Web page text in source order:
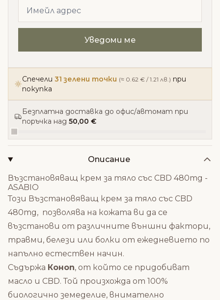
Спечели 31 зелени точки (≈ 0.62 € / 1.21 лв.) при
покупка
Безплатна доставка до офис/автомат при
поръчка над 50,00 €
Описание
Възстановяващ крем за тяло със CBD 480mg -
ASABIO
Този Възстановяващ крем за тяло със CBD
480mg, позволява на кожата ви да се
възстанови от различните външни фактори,
травми, белези или болки от ежедневието по
напълно естествен начин.
Съдържа Коноп, от който се придобиват
масло и CBD. Той произхожда от 100%
биологично земеделие, внимателно